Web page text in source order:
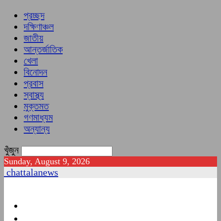
প্রচ্ছদ
দক্ষিণাঞ্চল
জাতীয়
আন্তর্জাতিক
খেলা
বিনোদন
প্রবাস
স্বাস্থ্য
মুক্তমত
গণমাধ্যম
অন্যান্য
খুঁজুন
Sunday, August 9, 2026
chattalanews